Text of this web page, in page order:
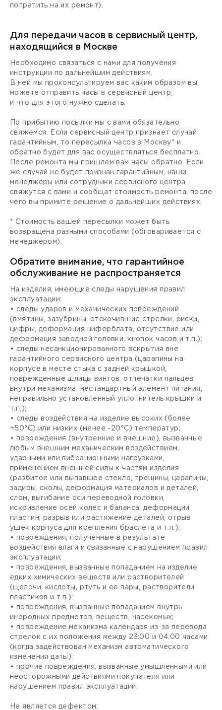
потратить на их ремонт).
Для передачи часов в сервисный центр,
находящийся в Москве
Необходимо связаться с нами для получения
инструкции по дальнейшим действиям.
В ней мы проконсультируем вас каким образом вы
можете отправить часы в сервисный центр,
и что для этого нужно сделать.
По прибытию посылки мы с вами обязательно
свяжемся. Если сервисный центр признает случай
гарантийным, то пересылка часов в Москву* и
обратно будет для вас осуществляться бесплатно.
После ремонта мы пришлем вам часы обратно. Если
же случай не будет признан гарантийным, наши
менеджеры или сотрудники сервисного центра
свяжутся с вами и сообщат стоимость ремонта, после
чего вы примите решение о дальнейших действиях.
* Стоимость вашей пересылки может быть
возвращена разными способами (обговаривается с
менеджером).
Обратите внимание, что гарантийное
обслуживание не распространяется
На изделия, имеющие следы нарушения правил
эксплуатации:
• следы ударов и механических повреждений
(вмятины, зазубрины, отскочившие стрелки, риски,
цифры, деформация циферблата, отсутствие или
деформация заводной головки, кнопок часов и т.п.);
• следы несанкционированного вскрытия вне
гарантийного сервисного центра (царапины на
корпусе в месте стыка с задней крышкой,
поврежденные шлицы винтов, отпечатки пальцев
внутри механизма, нестандартный элемент питания,
неправильно установленный уплотнитель крышки и
т.п.);
• следы воздействия на изделие высоких (более
+50°С) или низких (менее -20°С) температур;
• повреждения (внутренние и внешние), вызванные
любым внешним механическим воздействием,
ударными или вибрационными нагрузками,
применением внешней силы к частям изделия
(разбитое или выпавшее стекло, трещины, царапины,
задиры, сколы, деформация материалов и деталей,
слом, выгибание оси переводной головки,
искривление осей колес и баланса, деформации
пластин, разрыв или растяжение деталей, отрыв
ушек корпуса для крепления браслета и т.п.);
• повреждения, полученные в результате
воздействия влаги и связанные с нарушением правил
эксплуатации;
• повреждения, вызванные попаданием на изделие
едких химических веществ или растворителей
(щелочи, кислоты, ртуть и ее пары, растворители
пластиков и т.п.);
• повреждения, вызванные попаданием внутрь
инородных предметов, веществ, насекомых;
• повреждение механизма календаря из-за перевода
стрелок с их положения между 23:00 и 04:00 часами
(когда задействован механизм автоматического
изменения даты);
• прочие повреждения, вызванные умышленными или
неосторожными действиями покупателя или
нарушением правил эксплуатации.
Не является дефектом: